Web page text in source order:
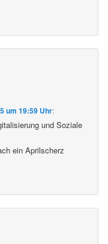
um 19:59 Uhr:
und Soziale
ein Aprilscherz